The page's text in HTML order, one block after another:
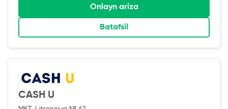
Onlayn ariza
Batafsil
CASH U